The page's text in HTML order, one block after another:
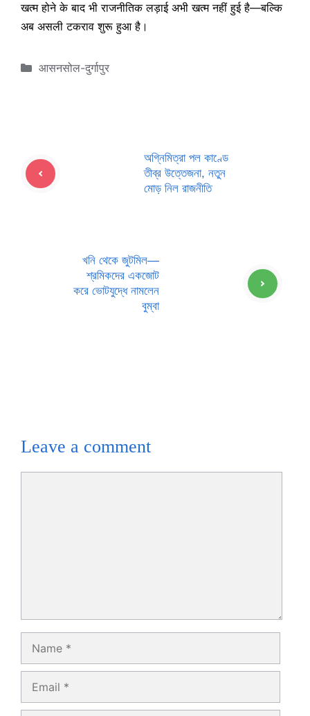
खत्म होने के बाद भी राजनीतिक लड़ाई अभी खत्म नहीं हुई है—बल्कि
अब असली टकराव शुरू हुआ है।
Categories
आसनसोल-दुर्गापुर
অগ্নিমিত্রা পল কাণ্ডে
তীব্র উত্তেজনা, নতুন
মোড় নিল রাজনীতি
খনি থেকে জুটমিল—
শ্রমিকদের একজোট
করে ভোটযুদ্ধে নামলেন
বুম্বা
Leave a comment
Name
Email